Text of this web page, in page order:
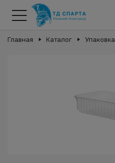
Главная Каталог Упаковка